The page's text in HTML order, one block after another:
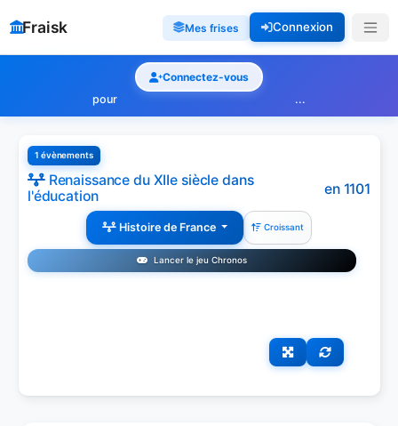
Fraisk Mes frises Connexion
Connectez-vous
pour
...
1 évènements
Renaissance du XIIe siècle dans
l'éducation
en 1101
Histoire de France Croissant
Lancer le jeu Chronos